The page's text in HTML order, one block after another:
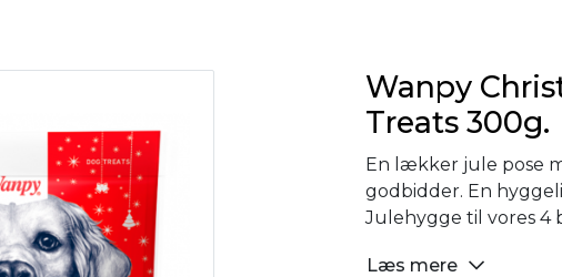
Wanpy
Treats 300g.
En lækker jule pose
godbidder. En
Julehygge til vores 4
Læs mere